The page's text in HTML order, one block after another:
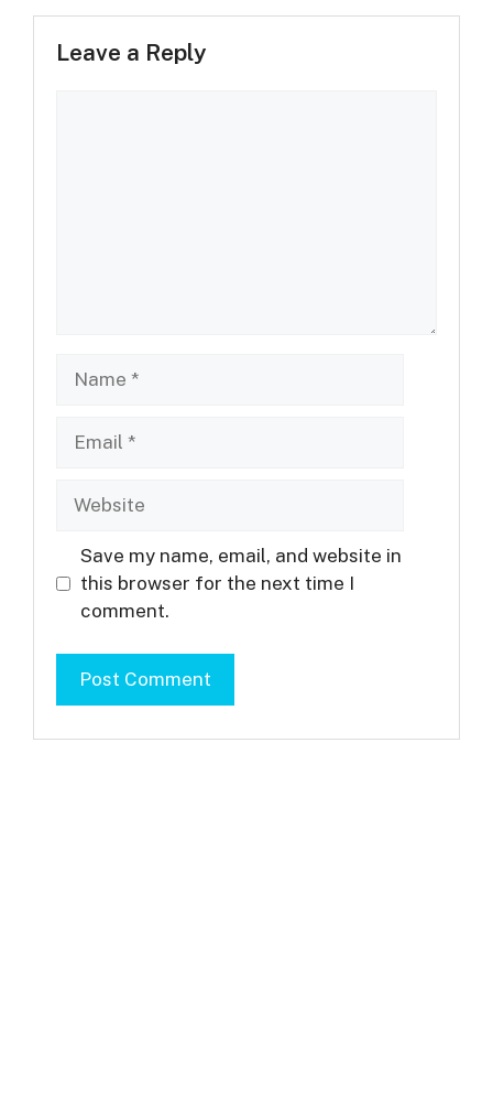
Leave a Reply
Website
Save my name, email, and website in
this browser for the next time I
comment.